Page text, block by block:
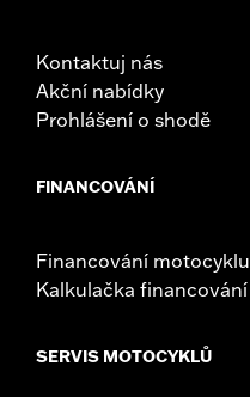
Kontaktuj nás
Akční nabídky
Prohlášení o shodě
FINANCOVÁNÍ
Financování motocyklu
Kalkulačka financování
SERVIS MOTOCYKLŮ